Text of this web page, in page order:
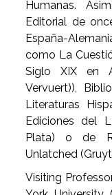
Humanas.
Editorial de
España-
como La
Siglo XIX en
Vervuert)),
Literaturas
Ediciones del
Plata) o de
Unlatched
Visiting